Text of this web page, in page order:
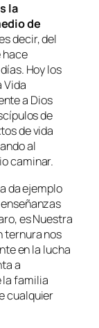
la
de
decir, del
hace
Hoy los
Vida
a Dios
de
de vida
al
caminar.
da ejemplo
es Nuestra
ternura nos
en la lucha
a
la familia
cualquier